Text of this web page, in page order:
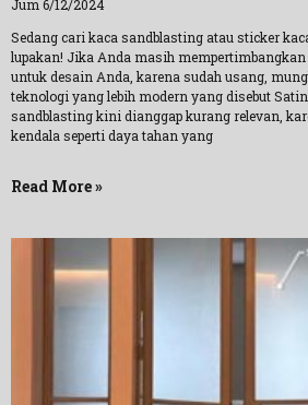
Jum 6/12/2024
Sedang cari kaca sandblasting atau sticker
lupakan! Jika Anda masih
untuk desain Anda, karena sudah usang,
teknologi yang lebih modern yang disebut
sandblasting kini dianggap kurang relevan,
kendala seperti daya tahan yang
Read More »